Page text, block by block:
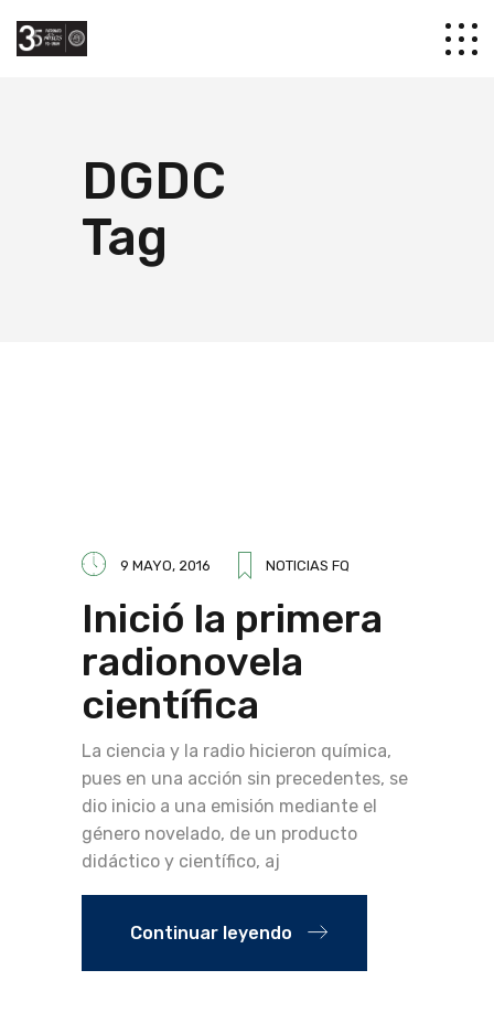
DGDC
Tag
9 MAYO, 2016 NOTICIAS FQ
Inició la primera
radionovela
científica
La ciencia y la radio hicieron química,
pues en una acción sin precedentes, se
dio inicio a una emisión mediante el
género novelado, de un producto
didáctico y científico, aj
Continuar leyendo